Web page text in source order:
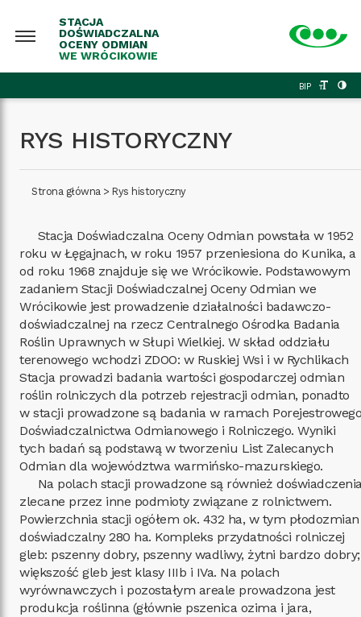
STACJA
DOŚWIADCZALNA
OCENY ODMIAN
WE WRÓCIKOWIE
BIP
RYS HISTORYCZNY
Strona główna> Rys historyczny
Stacja Doświadczalna Oceny Odmian powstała w 1952
roku w Łęgajnach, w roku 1957 przeniesiona do Kunika, a
od roku 1968 znajduje się we Wrócikowie. Podstawowym
zadaniem Stacji Doświadczalnej Oceny Odmian we
Wrócikowie jest prowadzenie działalności badawczo-
doświadczalnej na rzecz Centralnego Ośrodka Badania
Roślin Uprawnych w Słupi Wielkiej. W skład oddziału
terenowego wchodzi ZDOO: w Ruskiej Wsi i w Rychlikach
Stacja prowadzi badania wartości gospodarczej odmian
roślin rolniczych dla potrzeb rejestracji odmian, ponadto
w stacji prowadzone są badania w ramach Porejestrowego
Doświadczalnictwa Odmianowego i Rolniczego. Wyniki
tych badań są podstawą w tworzeniu List Zalecanych
Odmian dla województwa warmińsko-mazurskiego.
Na polach stacji prowadzone są również
zlecane przez inne podmioty związane z rolnictwem.
Powierzchnia stacji ogółem ok. 432 ha, w tym płodozmian
doświadczalny 280 ha. Kompleks przydatności rolniczej
gleb: pszenny dobry, pszenny wadliwy, żytni bardzo dobry;
większość gleb jest klasy IIIb i IVa. Na polach
wyrównawczych i pozostałym areale prowadzona jest
produkcja roślinna (głównie pszenica ozima i jara,